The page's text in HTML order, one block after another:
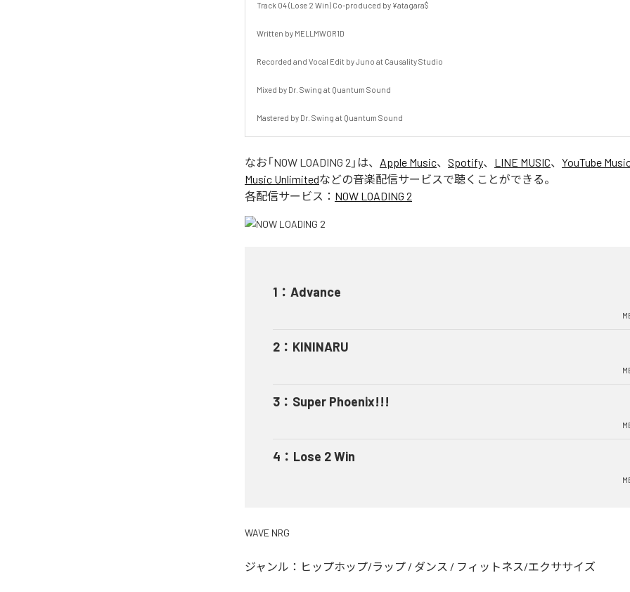
Track 04 (Lose 2 Win) Co-produced by ¥atagara$
Written by MELLMWOR1D
Recorded and Vocal Edit by Juno at Causality Studio
Mixed by Dr. Swing at Quantum Sound
Mastered by Dr. Swing at Quantum Sound
なお「NOW LOADING 2 」は、 Apple Music、 Spotify、 LINE MUSIC、 YouTube
Music Unlimitedなどの音楽配信サービスで聴くことができる。
各配信サービス： NOW LOADING 2
1 ： Advance
2 ： KININARU
3 ： Super Phoenix!!!
4 ： Lose 2 Win
WAVE NRG
ジャンル： ヒップホップ/ラップ / ダンス / フィットネス/エクササイズ